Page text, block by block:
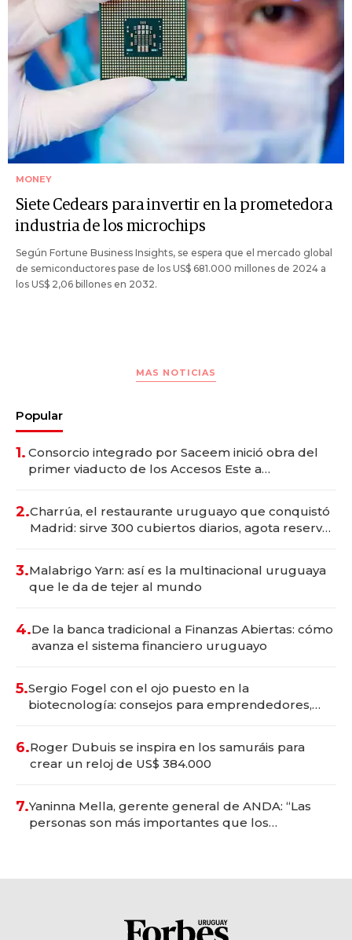
MONEY
Siete Cedears para invertir en la prometedora
industria de los microchips
Según Fortune Business Insights, se espera que el mercado global
de semiconductores pase de los US$ 681.000 millones de 2024 a
los US$ 2,06 billones en 2032.
MAS NOTICIAS
Popular
1. Consorcio integrado por Saceem inició obra del
primer viaducto de los Accesos Este a
2.Charrúa, el restaurante uruguayo que conquistó
Madrid: sirve 300 cubiertos diarios, agota reservas
3.Malabrigo Yarn: así es la multinacional uruguaya
que le da de tejer al mundo
4.De la banca tradicional a Finanzas Abiertas: cómo
avanza el sistema financiero uruguayo
5.Sergio Fogel con el ojo puesto en la
biotecnología: consejos para emprendedores,
6.Roger Dubuis se inspira en los samuráis para
crear un reloj de US$ 384.000
7.Yaninna Mella, gerente general de ANDA: “Las
personas son más importantes que los